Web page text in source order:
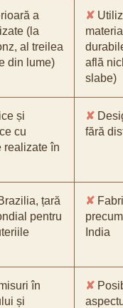
a
(la
al treilea
din lume)
✘
află
slabe)
și
cu
realizate în
✘
fără
țară
pentru
✘
India
în
și
✘